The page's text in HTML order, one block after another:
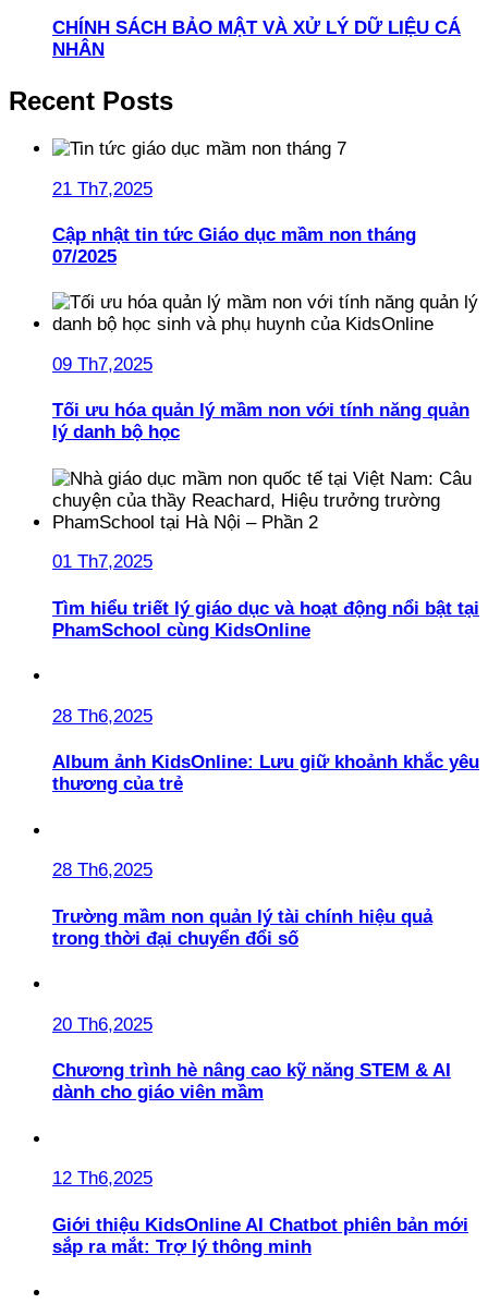
CHÍNH SÁCH BẢO MẬT VÀ XỬ LÝ DỮ LIỆU CÁ
NHÂN
Recent Posts
21 Th7,2025
Cập nhật tin tức Giáo dục mầm non tháng
07/2025
09 Th7,2025
Tối ưu hóa quản lý mầm non với tính năng quản
lý danh bộ học
01 Th7,2025
Tìm hiểu triết lý giáo dục và hoạt động nổi bật tại
PhamSchool cùng KidsOnline
28 Th6,2025
Album ảnh KidsOnline: Lưu giữ khoảnh khắc yêu
thương của trẻ
28 Th6,2025
Trường mầm non quản lý tài chính hiệu quả
trong thời đại chuyển đổi số
20 Th6,2025
Chương trình hè nâng cao kỹ năng STEM & AI
dành cho giáo viên mầm
12 Th6,2025
Giới thiệu KidsOnline AI Chatbot phiên bản mới
sắp ra mắt: Trợ lý thông minh